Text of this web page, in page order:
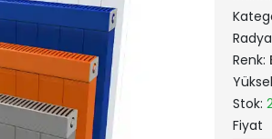
Renk:
Stok:
Fiyat